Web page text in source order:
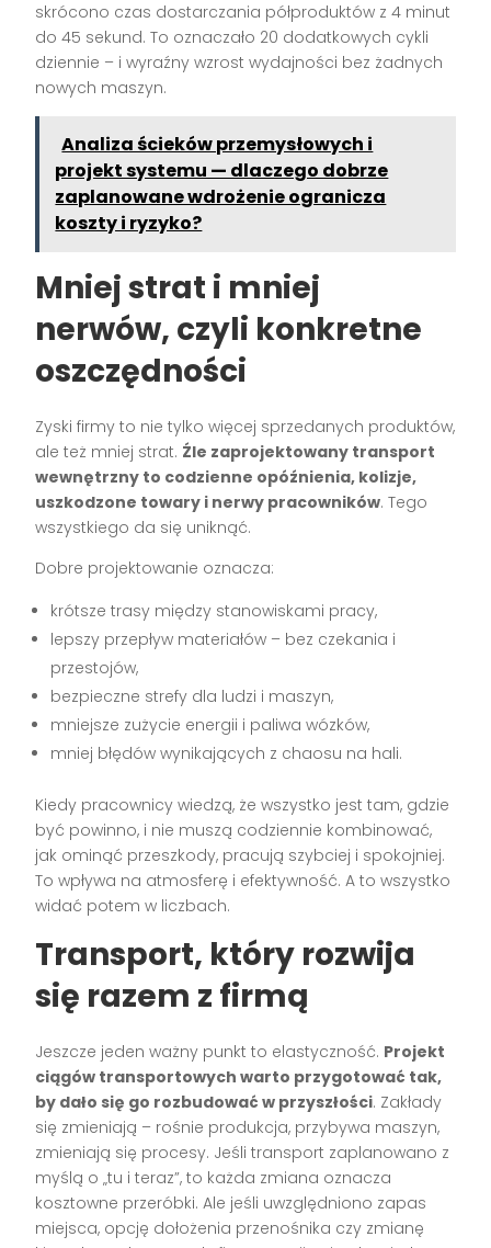
skrócono czas dostarczania półproduktów z 4 minut
do 45 sekund. To oznaczało 20 dodatkowych cykli
dziennie – i wyraźny wzrost wydajności bez żadnych
nowych maszyn.
Analiza ścieków przemysłowych i
projekt systemu — dlaczego dobrze
zaplanowane wdrożenie ogranicza
koszty i ryzyko?
Mniej strat i mniej
nerwów, czyli konkretne
oszczędności
Zyski firmy to nie tylko więcej sprzedanych produktów,
ale też mniej strat. Źle zaprojektowany transport
wewnętrzny to codzienne opóźnienia, kolizje,
uszkodzone towary i nerwy pracowników. Tego
wszystkiego da się uniknąć.
Dobre projektowanie oznacza:
krótsze trasy między stanowiskami pracy,
lepszy przepływ materiałów – bez czekania i
przestojów,
bezpieczne strefy dla ludzi i maszyn,
mniejsze zużycie energii i paliwa wózków,
mniej błędów wynikających z chaosu na hali.
Kiedy pracownicy wiedzą, że wszystko jest tam, gdzie
być powinno, i nie muszą codziennie kombinować,
jak ominąć przeszkody, pracują szybciej i spokojniej.
To wpływa na atmosferę i efektywność. A to wszystko
widać potem w liczbach.
Transport, który rozwija
się razem z firmą
Jeszcze jeden ważny punkt to elastyczność. Projekt
ciągów transportowych warto przygotować tak,
by dało się go rozbudować w przyszłości. Zakłady
się zmieniają – rośnie produkcja, przybywa maszyn,
zmieniają się procesy. Jeśli transport zaplanowano z
myślą o „tu i teraz”, to każda zmiana oznacza
kosztowne przeróbki. Ale jeśli uwzględniono zapas
miejsca, opcję dołożenia przenośnika czy zmianę